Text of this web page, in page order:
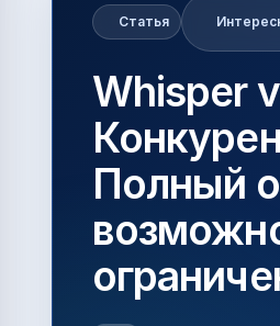
Статья
Whisper
Полный